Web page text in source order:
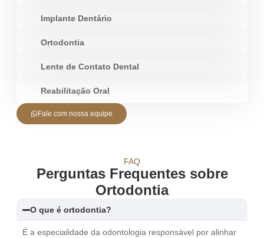
Implante Dentário
Ortodontia
Lente de Contato Dental
Reabilitação Oral
Fale com nossa equipe
FAQ
Perguntas Frequentes sobre
Ortodontia
O que é ortodontia?
É a especialidade da odontologia responsável por alinhar